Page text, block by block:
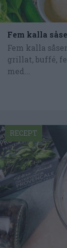
Fem kalla
Fem kalla
grillat, buffé,
med...
RECEPT